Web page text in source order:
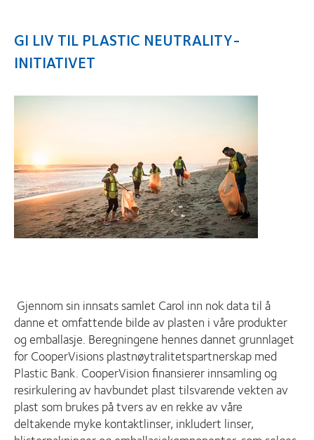
GI LIV TIL PLASTIC NEUTRALITY-
INITIATIVET
Gjennom sin innsats samlet Carol inn nok data til å
danne et omfattende bilde av plasten i våre produkter
og emballasje. Beregningene hennes dannet grunnlaget
for CooperVisions plastnøytralitetspartnerskap med
Plastic Bank. CooperVision finansierer innsamling og
resirkulering av havbundet plast tilsvarende vekten av
plast som brukes på tvers av en rekke av våre
deltakende myke kontaktlinser, inkludert linser,